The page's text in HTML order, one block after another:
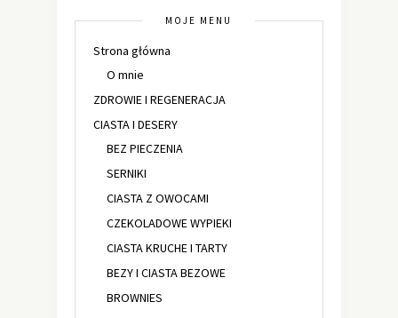
MOJE MENU
Strona główna
O mnie
ZDROWIE I REGENERACJA
CIASTA I DESERY
BEZ PIECZENIA
SERNIKI
CIASTA Z OWOCAMI
CZEKOLADOWE WYPIEKI
CIASTA KRUCHE I TARTY
BEZY I CIASTA BEZOWE
BROWNIES